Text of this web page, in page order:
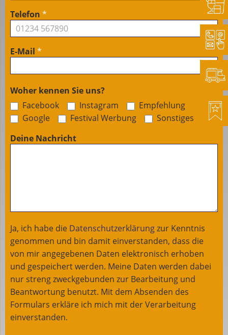
einfach
Telefon *
E-Mail *
Woher kennen Sie uns?
Facebook
Instagram
Empfehlung
Google
Festival Werbung Sonstiges
Deine Nachricht
Ja, ich habe die Datenschutzerklärungzur Kenntnis
genommen und bin damit einverstanden, dass die
von mir angegebenen Daten elektronisch erhoben
und gespeichert werden. Meine Daten werden dabei
nur streng zweckgebunden zur Bearbeitung und
Beantwortung benutzt. Mit dem Absenden des
Formulars erkläre ich mich mit der Verarbeitung
einverstanden.